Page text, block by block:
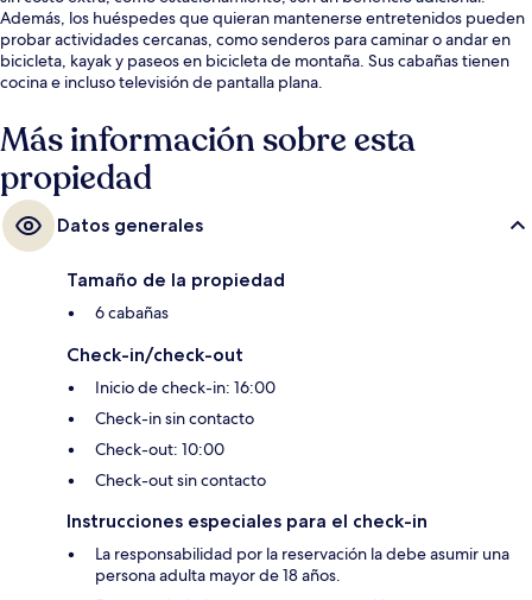
Además, los huéspedes que quieran mantenerse entretenidos pueden
probar actividades cercanas, como senderos para caminar o andar en
bicicleta, kayak y paseos en bicicleta de montaña. Sus cabañas tienen
cocina e incluso televisión de pantalla plana.
Más información sobre esta
propiedad
Datos generales
Tamaño de la propiedad
6 cabañas
Check-in/check-out
Inicio de check-in: 16:00
Check-in sin contacto
Check-out: 10:00
Check-out sin contacto
Instrucciones especiales para el check-in
La responsabilidad por la reservación la debe asumir una
persona adulta mayor de 18 años.